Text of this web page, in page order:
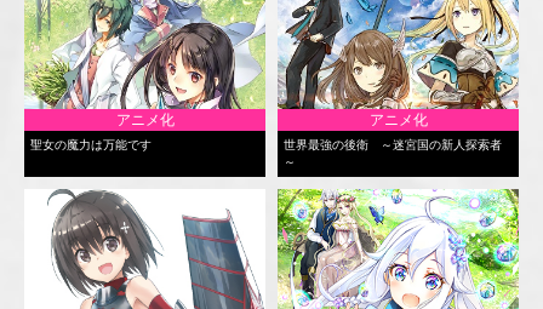
アニメ化
聖女の魔力は万能です
アニメ化
世界最強の後衛 ～迷宮国の新人探索者
～